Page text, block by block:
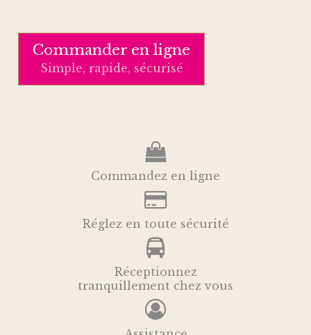
Commander en ligne
Simple, rapide, sécurisé
Commandez en ligne
Réglez en toute sécurité
Réceptionnez
tranquillement chez vous